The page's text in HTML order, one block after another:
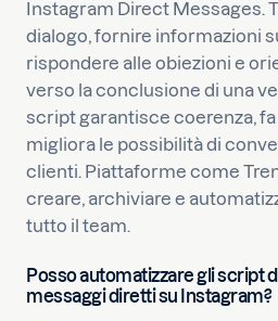
Instagram Direct Messages.
dialogo, fornire informazioni
rispondere alle obiezioni e
verso la conclusione di una
script garantisce coerenza,
migliora le possibilità di
clienti. Piattaforme come
creare, archiviare e
tutto il team.
Posso automatizzare gli script
messaggi diretti su Instagram?